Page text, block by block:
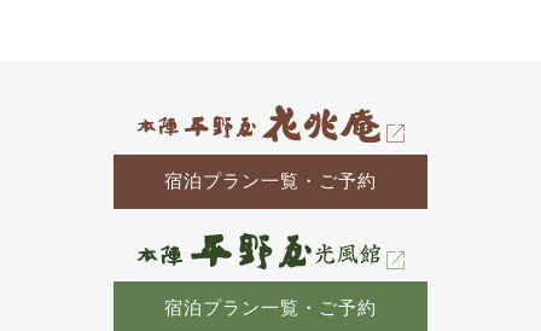
宿泊プラン一覧・ご予約
宿泊プラン一覧・ご予約